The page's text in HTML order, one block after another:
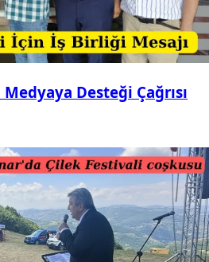
Desteği Çağrısı